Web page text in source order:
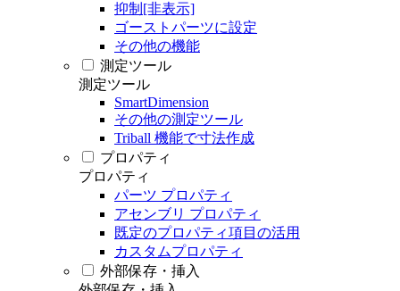
抑制[非表示]
ゴーストパーツに設定
その他の機能
測定ツール
測定ツール
SmartDimension
その他の測定ツール
Triball 機能で寸法作成
プロパティ
プロパティ
パーツ プロパティ
アセンブリ プロパティ
既定のプロパティ項目の活用
カスタムプロパティ
外部保存・挿入